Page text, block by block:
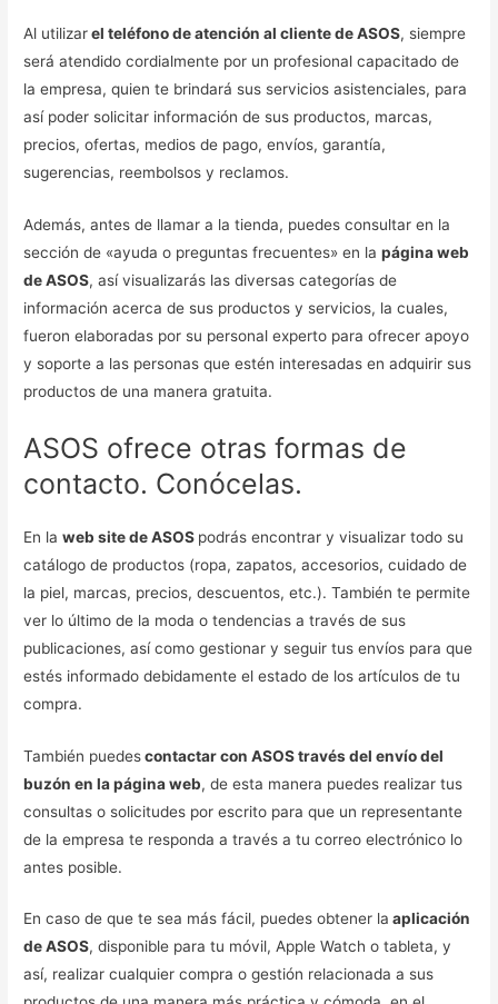
Al utilizarel teléfono de atención al cliente de ASOS, siempre
será atendido cordialmente por un profesional capacitado de
la empresa, quien te brindará sus servicios asistenciales, para
así poder solicitar información de sus productos, marcas,
precios, ofertas, medios de pago, envíos, garantía,
sugerencias, reembolsos y reclamos.
Además, antes de llamar a la tienda, puedes consultar en la
sección de «ayuda o preguntas frecuentes» en lapágina web
de ASOS, así visualizarás las diversas categorías de
información acerca de sus productos y servicios, la cuales,
fueron elaboradas por su personal experto para ofrecer apoyo
y soporte a las personas que estén interesadas en adquirir sus
productos de una manera gratuita.
ASOS ofrece otras formas de
contacto. Conócelas.
En laweb site de ASOS podrás encontrar y visualizar todo su
catálogo de productos (ropa, zapatos, accesorios, cuidado de
la piel, marcas, precios, descuentos, etc.). También te permite
ver lo último de la moda o tendencias a través de sus
publicaciones, así como gestionar y seguir tus envíos para que
estés informado debidamente el estado de los artículos de tu
compra.
También puedescontactar con ASOS través del envío del
buzón en la página web, de esta manera puedes realizar tus
consultas o solicitudes por escrito para que un representante
de la empresa te responda a través a tu correo electrónico lo
antes posible.
En caso de que te sea más fácil, puedes obtener la aplicación
de ASOS, disponible para tu móvil, Apple Watch o tableta, y
así, realizar cualquier compra o gestión relacionada a sus